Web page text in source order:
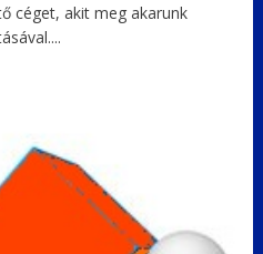
céget, akit meg akarunk